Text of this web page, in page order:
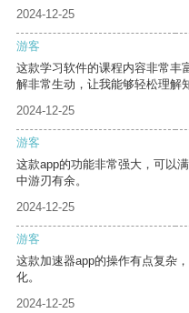
2024-12-25
游客
这款学习软件的课程内容非常丰
解非常生动，让我能够轻松理解
2024-12-25
游客
这款app的功能非常强大，可以
中游刃有余。
2024-12-25
游客
这款加速器app的操作有点复杂
化。
2024-12-25